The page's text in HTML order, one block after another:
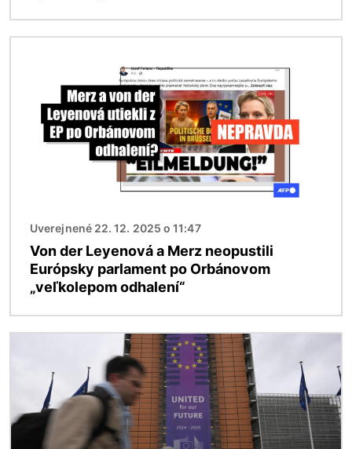
Uverejnené 22. 12. 2025 o 11:47
Von der Leyenová a Merz neopustili
Európsky parlament po Orbánovom
„veľkolepom odhalení“